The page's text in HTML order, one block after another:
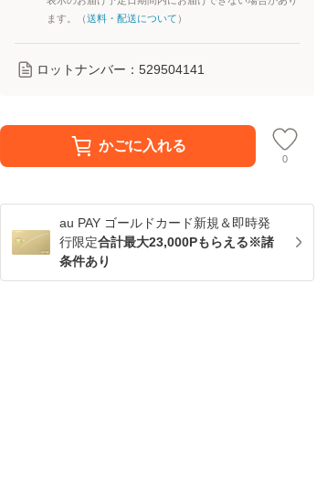
ます。（送料・配送について ）
ロットナンバー： 529504141
かごに入れる
0
au PAY ゴールドカード新規＆即時発
行限定合計最大23,000Pもらえる※諸
条件あり